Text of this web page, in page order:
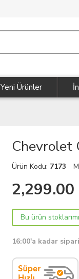
Yeni Ürünler
Chevrolet
Ürün Kodu: 7173
2,299.00
Bu ürün
16:00'a kadar